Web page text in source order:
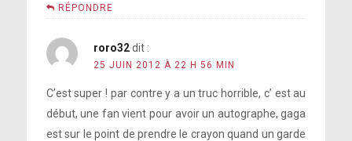
RÉPONDRE
roro32 dit :
25 JUIN 2012 À 22 H 56 MIN
C’est super ! par contre y a un truc horrible, c’ est au
début, une fan vient pour avoir un autographe, gaga
est sur le point de prendre le crayon quand un garde